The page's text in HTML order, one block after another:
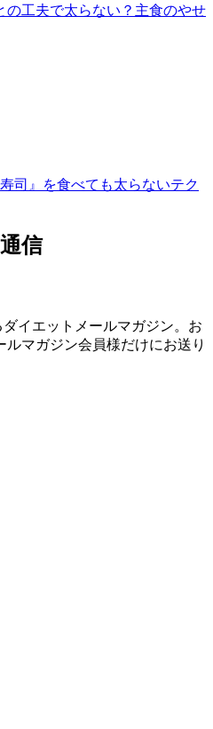
の工夫で太らない？主食のやせ
司』を食べても太らないテク
信
イエットメールマガジン。お
マガジン会員様だけにお送り